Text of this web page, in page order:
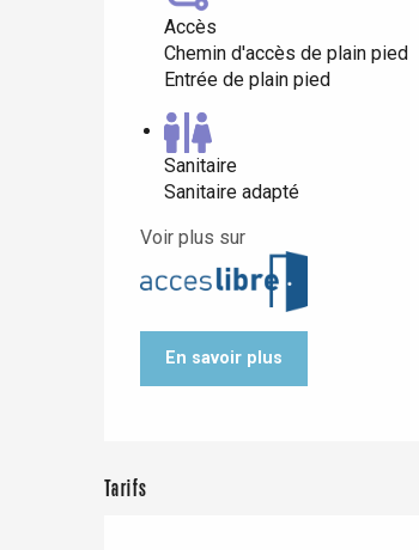
Accès
Chemin d'accès de plain pied
Entrée de plain pied
Sanitaire
Sanitaire adapté
Voir plus sur
En savoir plus
Tarifs